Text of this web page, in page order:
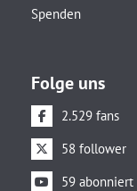
Spenden
Folge uns
2.529 fans
58 follower
59 abonniert